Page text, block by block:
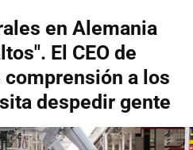
en Alemania
El CEO de
a los
despedir gente